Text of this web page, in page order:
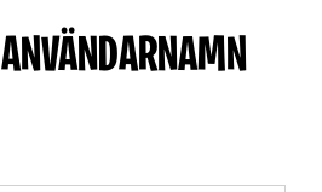
ANVÄNDARNAMN